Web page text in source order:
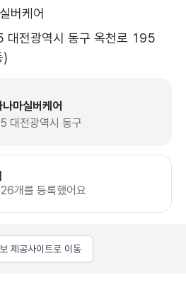
버케어
전광역시 동구 옥천로 195
)
나마실버케어
대전광역시 동구
개를 등록했어요
제공사이트로 이동